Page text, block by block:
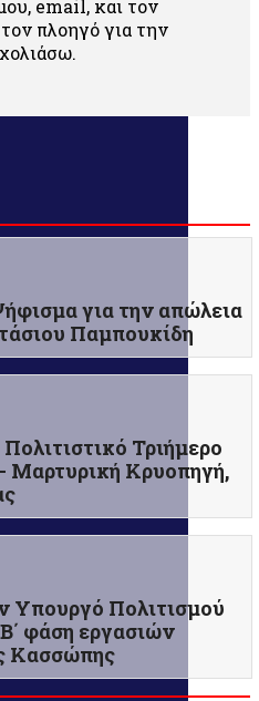
email, και τον
πλοηγό για την
για την απώλεια
Παμπουκίδη
Τριήμερο
Μαρτυρική Κρυοπηγή,
Υπουργό Πολιτισμού
φάση εργασιών
Κασσώπης